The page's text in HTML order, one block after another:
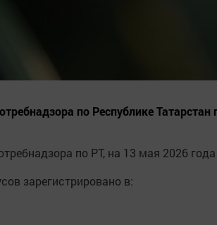
по Республике
по РТ, на 13 мая 2026
зарегистрировано в: